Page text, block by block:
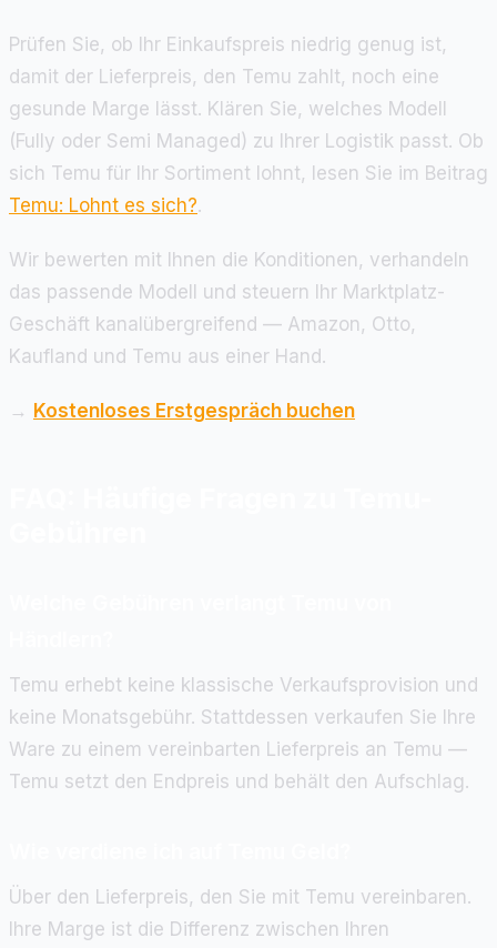
Prüfen Sie, ob Ihr Einkaufspreis niedrig genug ist,
damit der Lieferpreis, den Temu zahlt, noch eine
gesunde Marge lässt. Klären Sie, welches Modell
(Fully oder Semi Managed) zu Ihrer Logistik passt. Ob
sich Temu für Ihr Sortiment lohnt, lesen Sie im Beitrag
Temu: Lohnt es sich?.
Wir bewerten mit Ihnen die Konditionen, verhandeln
das passende Modell und steuern Ihr Marktplatz-
Geschäft kanalübergreifend — Amazon, Otto,
Kaufland und Temu aus einer Hand.
→ Kostenloses Erstgespräch buchen
Temu erhebt keine klassische Verkaufsprovision und
keine Monatsgebühr. Stattdessen verkaufen Sie Ihre
Ware zu einem vereinbarten Lieferpreis an Temu —
Temu setzt den Endpreis und behält den Aufschlag.
Über den Lieferpreis, den Sie mit Temu vereinbaren.
Ihre Marge ist die Differenz zwischen Ihren